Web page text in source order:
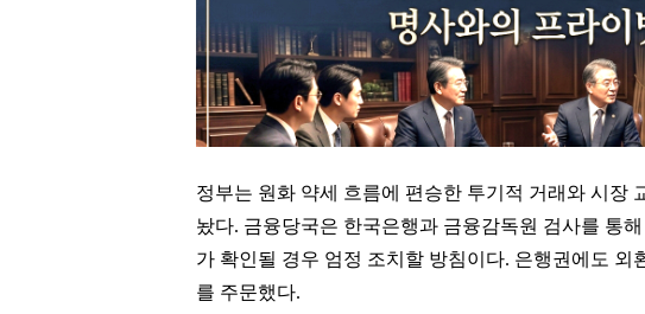
정부는 원화 약세 흐름에 편승한 투기적 거래와 시장
놨다. 금융당국은 한국은행과 금융감독원 검사를 통
가 확인될 경우 엄정 조치할 방침이다. 은행권에도
를 주문했다.